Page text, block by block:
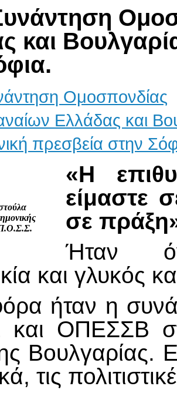
και
«Η
είμαστε
σε
Ήταν
και γλυκός
ήταν η
ΟΠΕΣΣΒ
Βουλγαρίας.
τις